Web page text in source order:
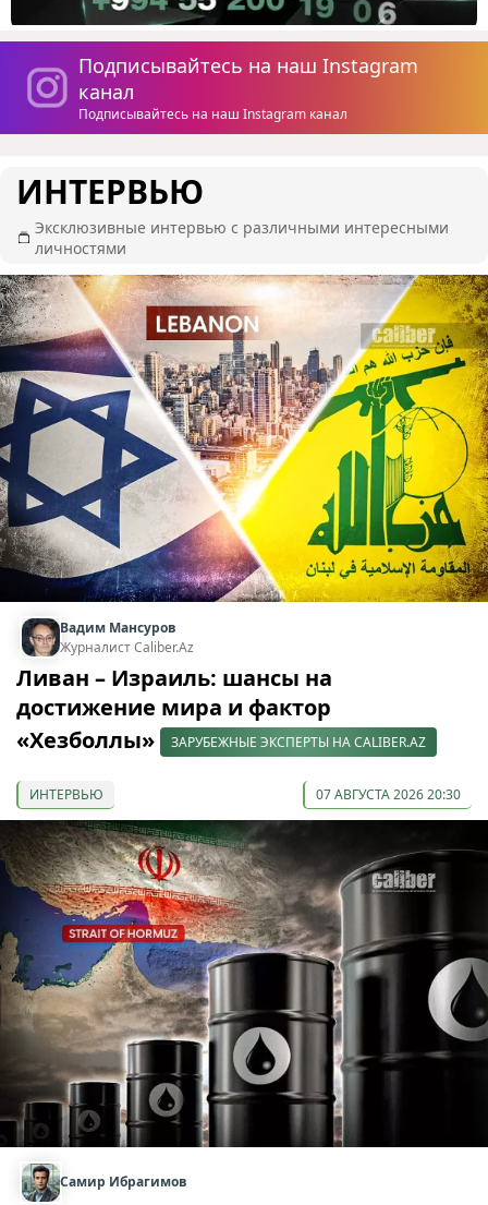
Подписывайтесь на наш Instagram
канал
Подписывайтесь на наш Instagram канал
ИНТЕРВЬЮ
Эксклюзивные интервью с различными интересными
личностями
Вадим Мансуров
Журналист Caliber.Az
Ливан – Израиль: шансы на
достижение мира и фактор
«Хезболлы»
ЗАРУБЕЖНЫЕ ЭКСПЕРТЫ НА CALIBER.AZ
ИНТЕРВЬЮ 07 АВГУСТА 2026 20:30
Самир Ибрагимов